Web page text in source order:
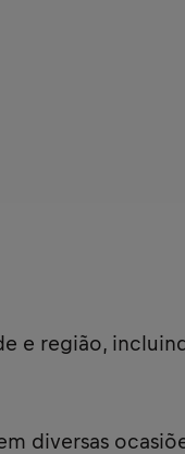
e região,
diversas